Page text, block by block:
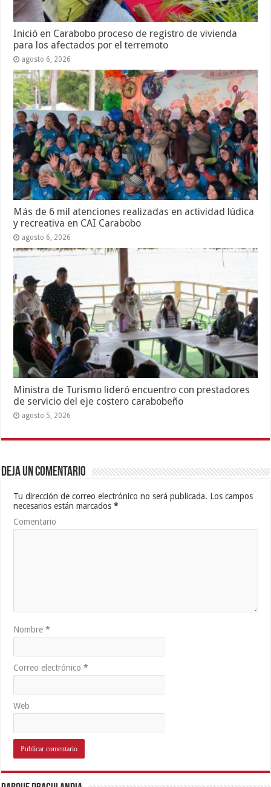
Inició en Carabobo proceso de registro de vivienda
para los afectados por el terremoto
agosto 6, 2026
Más de 6 mil atenciones realizadas en actividad lúdica
y recreativa en CAI Carabobo
agosto 6, 2026
Ministra de Turismo lideró encuentro con prestadores
de servicio del eje costero carabobeño
agosto 5, 2026
Deja un comentario
Tu dirección de correo electrónico no será publicada. Los campos
necesarios están marcados*
Comentario
Nombre*
Correo electrónico*
Web